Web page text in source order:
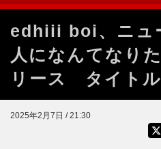
edhiii boi、ニュ
人になんてなり
リース タイト
2025年2月7日 / 21:30